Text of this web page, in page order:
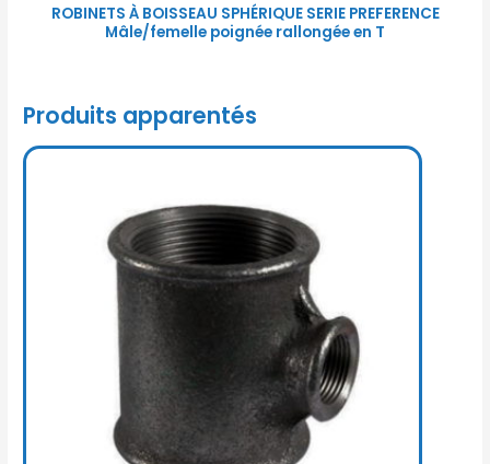
ROBINETS À BOISSEAU SPHÉRIQUE SERIE PREFERENCE
Mâle/femelle poignée rallongée en T
Produits apparentés